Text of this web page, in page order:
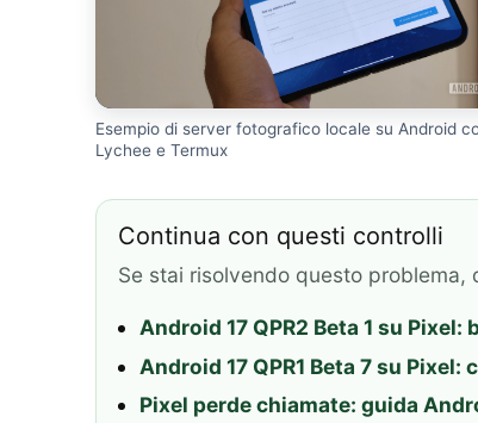
Esempio di server fotografico locale su Android
Lychee e Termux
Continua con questi controlli
Se stai risolvendo questo
Android 17 QPR2 Beta 1 su
Android 17 QPR1 Beta 7 su
Pixel perde chiamate: guida